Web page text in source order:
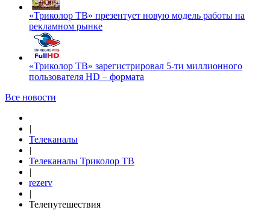
«Триколор ТВ» презентует новую модель работы на
рекламном рынке
«Триколор ТВ» зарегистрировал 5-ти миллионного
пользователя HD – формата
Все новости
|
Телеканалы
|
Телеканалы Триколор ТВ
|
rezerv
|
Телепутешествия